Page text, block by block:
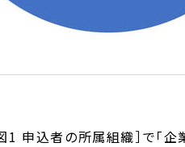
1 申込者の所属組織］で